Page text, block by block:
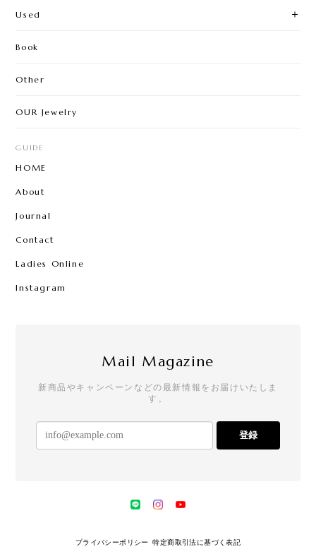
Used
Book
Other
OUR Jewelry
GUIDE
HOME
About
Journal
Contact
Ladies Online
Instagram
Mail Magazine
新商品やキャンペーンなどの最新情報をお届けいたしま
す。
登録
プライバシーポリシー 特定商取引法に基づく表記